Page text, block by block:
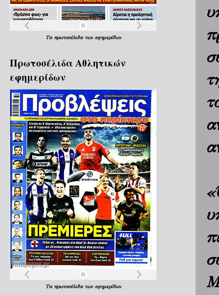
Τα πρωτοσέλιδα των εφημερίδων
Πρωτοσέλιδα Aθλητικών
εφημερίδων
Τα πρωτοσέλιδα των εφημερίδων